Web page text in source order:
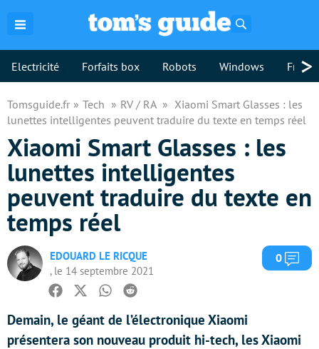
Electricité Forfaits box Robots Windows >
Tomsguide.fr Tech RV / RA
Xiaomi Smart Glasses : les
lunettes intelligentes peuvent traduire du texte en temps réel
Xiaomi Smart Glasses : les
lunettes intelligentes
peuvent traduire du texte en
temps réel
EDOUARD LE RICQUE
, le 14 septembre 2021
0
Facebook
TwitterWhatsapp
Reddit
Demain, le géant de l’électronique Xiaomi
présentera son nouveau produit hi-tech, les Xiaomi